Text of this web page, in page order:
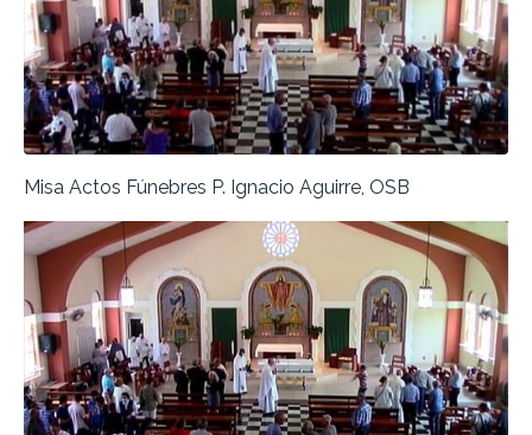
Misa Actos Fúnebres P. Ignacio Aguirre, OSB